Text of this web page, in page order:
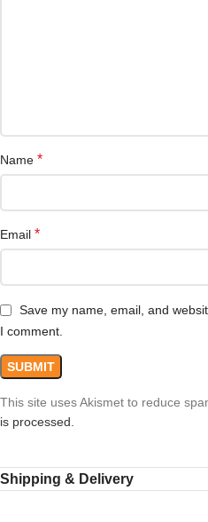
Name *
Email *
Save my name, email, and
I comment.
This site uses Akismet to reduce
is processed.
Shipping & Delivery